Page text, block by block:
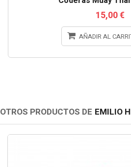
15,00 €
AÑADIR AL
OTROS PRODUCTOS DE EMILIO